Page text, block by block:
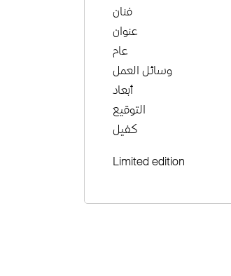
فنان
عنوان
عام
وسائل العمل
أبعاد
التوقيع
كفيل
Limited edition